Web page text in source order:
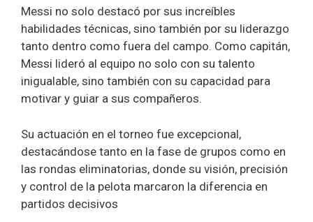
Messi no solo destacó por sus increíbles
habilidades técnicas, sino también por su liderazgo
tanto dentro como fuera del campo. Como capitán,
Messi lideró al equipo no solo con su talento
inigualable, sino también con su capacidad para
motivar y guiar a sus compañeros.
Su actuación en el torneo fue excepcional,
destacándose tanto en la fase de grupos como en
las rondas eliminatorias, donde su visión, precisión
y control de la pelota marcaron la diferencia en
partidos decisivos